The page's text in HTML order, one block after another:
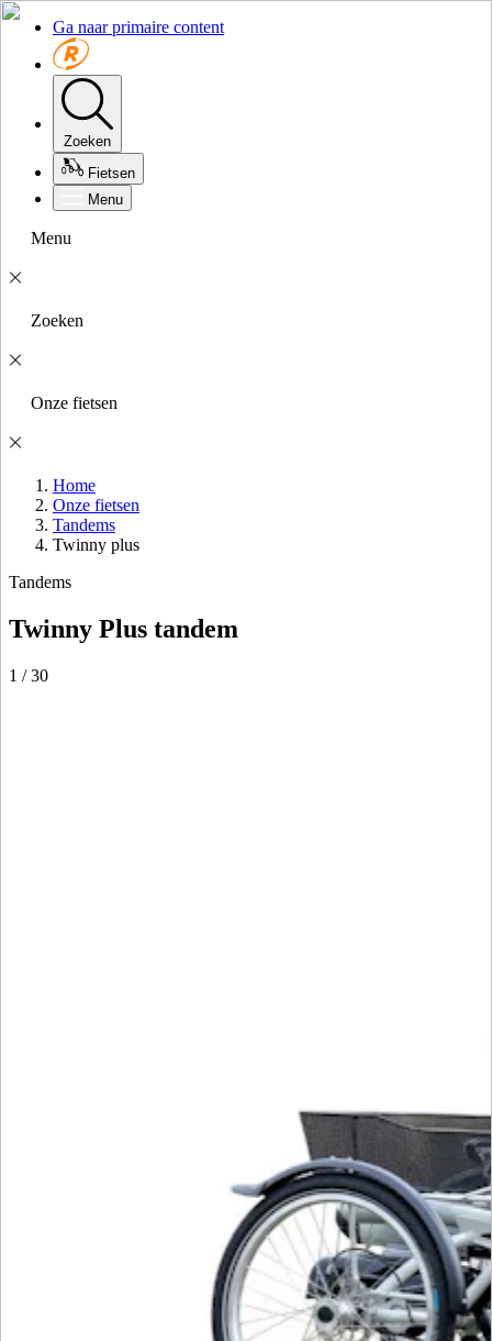
Ga naar primaire content
Zoeken
Fietsen
Menu
Menu
Zoeken
Onze fietsen
Home
Onze fietsen
Tandems
Twinny plus
Tandems
Twinny Plus tandem
1 /30